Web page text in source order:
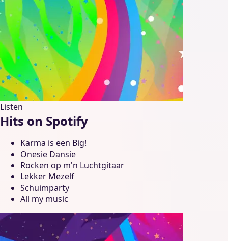
Listen
Hits on Spotify
Karma is een Big!
Onesie Dansie
Rocken op m'n Luchtgitaar
Lekker Mezelf
Schuimparty
All my music